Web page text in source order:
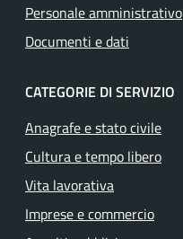
Personale amministrativo
Documenti e dati
CATEGORIE DI SERVIZIO
Anagrafe e stato civile
Cultura e tempo libero
Vita lavorativa
Imprese e commercio